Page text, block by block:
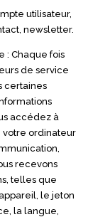
utilisateur,
newsletter.
: Chaque fois
de service
certaines
accédez à
votre ordinateur
recevons
telles que
le jeton
la langue,